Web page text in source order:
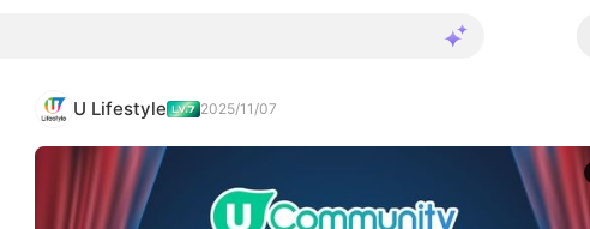
U Lifestyle 2025/11/07